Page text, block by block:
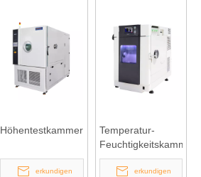
Höhentestkammer
erkundigen
Temperatur-
Feuchtigkeitskammer
vom Tischmodell
erkundigen